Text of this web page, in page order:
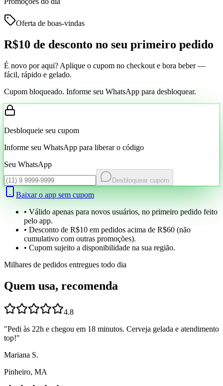
Oferta de boas-vindas
R$10 de desconto no seu primeiro pedido
É novo por aqui? Aplique o cupom no checkout e bora beber —
fácil, rápido e gelado.
Cupom bloqueado. Informe seu WhatsApp para desbloquear.
Desbloqueie seu cupom
Informe seu WhatsApp para liberar o código
Seu WhatsApp
Desbloquear cupom
Baixar o app sem cupom
• Válido apenas para novos usuários, no primeiro pedido feito
pelo app.
• Desconto de R$10 em pedidos acima de R$60 (não
cumulativo com outras promoções).
• Cupom sujeito a disponibilidade na sua região.
Milhares de pedidos entregues todo dia
Quem usa, recomenda
4.8
"Pedi às 22h e chegou em 18 minutos. Cerveja gelada e atendimento
top!"
Mariana S.
Pinheiro, MA